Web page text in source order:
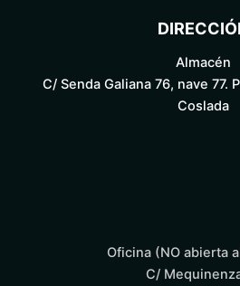
Almacén
C/ Senda Galiana 76, nave 77.
Coslada
Oficina (NO abierta
C/